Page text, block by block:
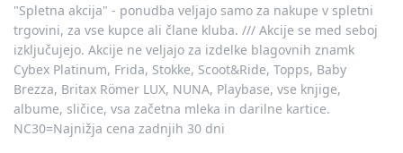
"Spletna akcija" - ponudba veljajo samo za nakupe v spletni
trgovini, za vse kupce ali člane kluba. /// Akcije se med seboj
izključujejo. Akcije ne veljajo za izdelke blagovnih znamk
Cybex Platinum, Frida, Stokke, Scoot&Ride, Topps, Baby
Brezza, Britax Römer LUX, NUNA, Playbase, vse knjige,
albume, sličice, vsa začetna mleka in darilne kartice.
NC30=Najnižja cena zadnjih 30 dni